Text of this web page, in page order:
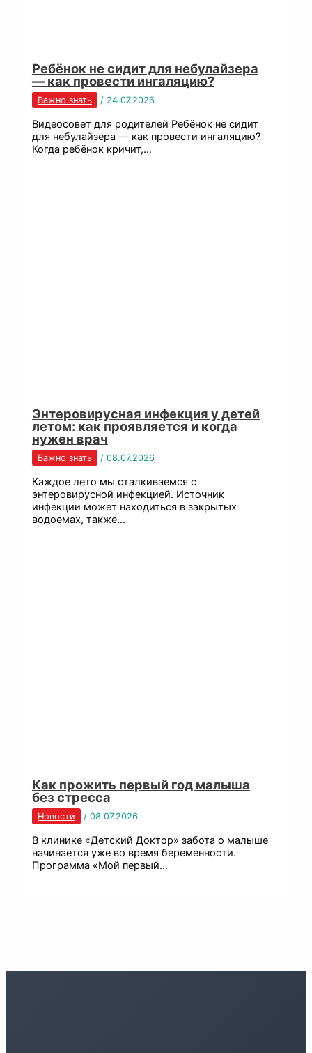
Ребёнок не сидит для небулайзера
— как провести ингаляцию?
Важно знать / 24.07.2026
Видеосовет для родителей Ребёнок не сидит
для небулайзера — как провести ингаляцию?
Когда ребёнок кричит,…
Энтеровирусная инфекция у детей
летом: как проявляется и когда
нужен врач
Важно знать / 08.07.2026
Каждое лето мы сталкиваемся с
энтеровирусной инфекцией. Источник
инфекции может находиться в закрытых
водоемах, также…
Как прожить первый год малыша
без стресса
Новости / 08.07.2026
В клинике «Детский Доктор» забота о малыше
начинается уже во время беременности.
Программа «Мой первый…